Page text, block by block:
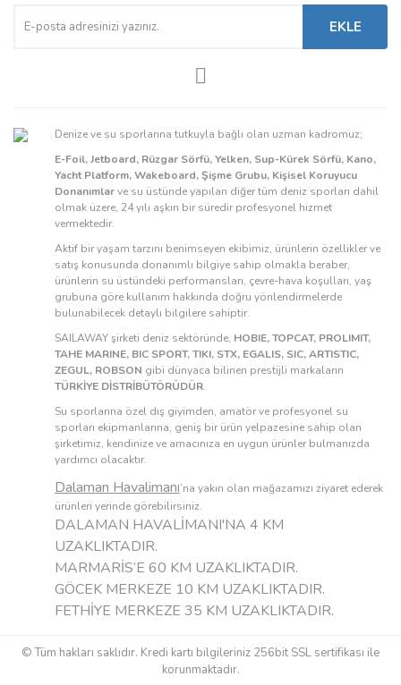
EKLE
Denize ve su sporlarına tutkuyla bağlı olan uzman kadromuz;
E-Foil, Jetboard, Rüzgar Sörfü, Yelken, Sup-Kürek Sörfü, Kano,
Yacht Platform, Wakeboard, Şişme Grubu, Kişisel Koruyucu
Donanımlarve su üstünde yapılan diğer tüm deniz sporları dahil
olmak üzere, 24 yılı aşkın bir süredir profesyonel hizmet
vermektedir.
Aktif bir yaşam tarzını benimseyen ekibimiz, ürünlerin özellikler ve
satış konusunda donanımlı bilgiye sahip olmakla beraber,
ürünlerin su üstündeki performansları, çevre-hava koşulları, yaş
grubuna göre kullanım hakkında doğru yönlendirmelerde
bulunabilecek detaylı bilgilere sahiptir.
SAILAWAY şirketi deniz sektöründe, HOBIE, TOPCAT, PROLIMIT,
TAHE MARINE, BIC SPORT, TIKI, STX, EGALIS, SIC, ARTISTIC,
ZEGUL, ROBSON gibi dünyaca bilinen prestijli markaların
TÜRKİYE DİSTRİBÜTÖRÜDÜR.
Su sporlarına özel dış giyimden, amatör ve profesyonel su
sporları ekipmanlarına, geniş bir ürün yelpazesine sahip olan
şirketimiz, kendinize ve amacınıza en uygun ürünler bulmanızda
yardımcı olacaktır.
Dalaman Havalimanı’na yakın olan mağazamızı ziyaret ederek
ürünleri yerinde görebilirsiniz.
DALAMAN HAVALİMANI'NA 4 KM
UZAKLIKTADIR.
MARMARİS’E 60 KM UZAKLIKTADIR.
GÖCEK MERKEZE 10 KM UZAKLIKTADIR.
FETHİYE MERKEZE 35 KM UZAKLIKTADIR.
© Tüm hakları saklıdır. Kredi kartı bilgileriniz 256bit SSL sertifikası ile
korunmaktadır.